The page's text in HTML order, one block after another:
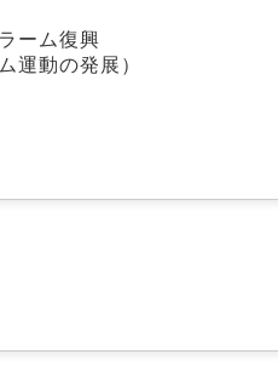
ーム復興
運動の発展）